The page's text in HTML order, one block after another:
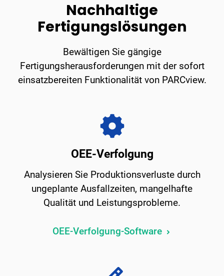
Nachhaltige
Fertigungslösungen
Bewältigen Sie gängige
Fertigungsherausforderungen mit der sofort
einsatzbereiten Funktionalität von PARCview.
OEE-Verfolgung
Analysieren Sie Produktionsverluste durch
ungeplante Ausfallzeiten, mangelhafte
Qualität und Leistungsprobleme.
OEE-Verfolgung-Software